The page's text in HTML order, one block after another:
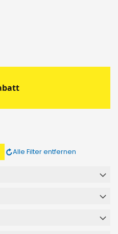
DiesenAlle Filter entfernen